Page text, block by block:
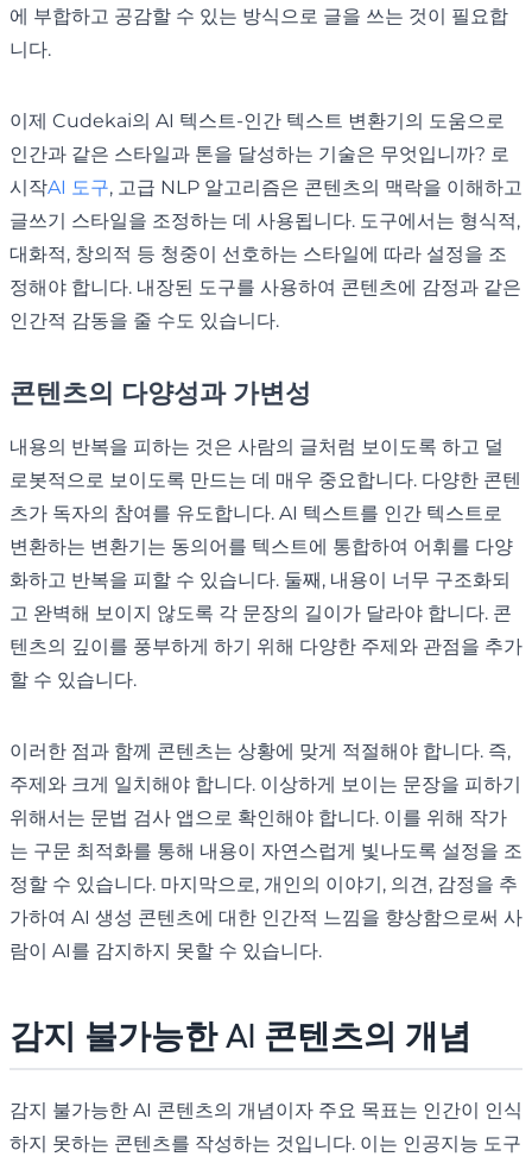
에 부합하고 공감할 수 있는 방식으로 글을 쓰는 것이 필요합
니다.
이제 Cudekai의 AI 텍스트-인간 텍스트 변환기의 도움으로
인간과 같은 스타일과 톤을 달성하는 기술은 무엇입니까? 로
시작AI 도구, 고급 NLP 알고리즘은 콘텐츠의 맥락을 이해하고
글쓰기 스타일을 조정하는 데 사용됩니다. 도구에서는 형식적,
대화적, 창의적 등 청중이 선호하는 스타일에 따라 설정을 조
정해야 합니다. 내장된 도구를 사용하여 콘텐츠에 감정과 같은
인간적 감동을 줄 수도 있습니다.
콘텐츠의 다양성과 가변성
내용의 반복을 피하는 것은 사람의 글처럼 보이도록 하고 덜
로봇적으로 보이도록 만드는 데 매우 중요합니다. 다양한 콘텐
츠가 독자의 참여를 유도합니다. AI 텍스트를 인간 텍스트로
변환하는 변환기는 동의어를 텍스트에 통합하여 어휘를 다양
화하고 반복을 피할 수 있습니다. 둘째, 내용이 너무 구조화되
고 완벽해 보이지 않도록 각 문장의 길이가 달라야 합니다. 콘
텐츠의 깊이를 풍부하게 하기 위해 다양한 주제와 관점을 추가
할 수 있습니다.
이러한 점과 함께 콘텐츠는 상황에 맞게 적절해야 합니다. 즉,
주제와 크게 일치해야 합니다. 이상하게 보이는 문장을 피하기
위해서는 문법 검사 앱으로 확인해야 합니다. 이를 위해 작가
는 구문 최적화를 통해 내용이 자연스럽게 빛나도록 설정을 조
정할 수 있습니다. 마지막으로, 개인의 이야기, 의견, 감정을 추
가하여 AI 생성 콘텐츠에 대한 인간적 느낌을 향상함으로써 사
람이 AI를 감지하지 못할 수 있습니다.
감지 불가능한 AI 콘텐츠의 개념
감지 불가능한 AI 콘텐츠의 개념이자 주요 목표는 인간이 인식
하지 못하는 콘텐츠를 작성하는 것입니다. 이는 인공지능 도구